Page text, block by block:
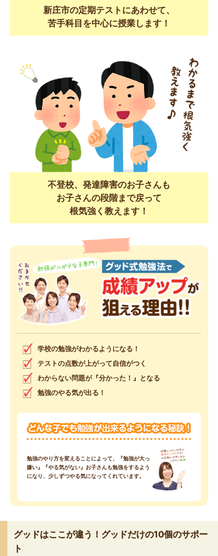
新庄市の定期テストにあわせて、
苦手科目を中心に授業します！
不登校、発達障害のお子さんも
お子さんの段階まで戻って
根気強く教えます！
学校の勉強がわかるようになる！
テストの点数が上がって自信がつく
わからない問題が『分かった！』となる
勉強のやる気が出る！
勉強のやり方を変えることによって、『勉強が大っ
嫌い』『やる気がない』お子さんも勉強をするよう
になり、少しずつやる気になってくれています。
グッドはここが違う！グッドだけの10個のサポー
ト